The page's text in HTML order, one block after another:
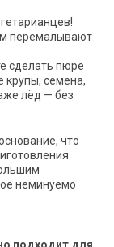
перемалывают
сделать пюре
крупы, семена,
лёд — без
что
неминуемо
подходит для